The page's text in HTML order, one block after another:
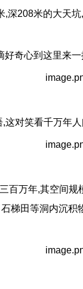
,深208米的大天
好奇心到这里来
这对笑看千万年
百万年,其空间
梯田等洞内沉